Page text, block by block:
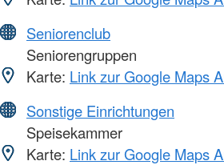
Seniorenclub
Seniorengruppen
Karte: Link zur Google Maps
Sonstige Einrichtungen
Speisekammer
Karte: Link zur Google Maps